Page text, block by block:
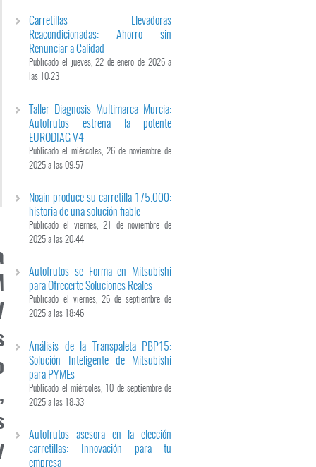
Carretillas Elevadoras
Reacondicionadas: Ahorro sin
Renunciar a Calidad
Publicado el jueves, 22 de enero de 2026 a
las 10:23
Taller Diagnosis Multimarca Murcia:
Autofrutos estrena la potente
EURODIAG V4
Publicado el miércoles, 26 de noviembre de
2025 a las 09:57
Noain produce su carretilla 175.000:
historia de una solución fiable
Publicado el viernes, 21 de noviembre de
2025 a las 20:44
Autofrutos se Forma en Mitsubishi
para Ofrecerte Soluciones Reales
Publicado el viernes, 26 de septiembre de
2025 a las 18:46
Análisis de la Transpaleta PBP15:
Solución Inteligente de Mitsubishi
para PYMEs
Publicado el miércoles, 10 de septiembre de
2025 a las 18:33
Autofrutos asesora en la elección
carretillas: Innovación para tu
empresa